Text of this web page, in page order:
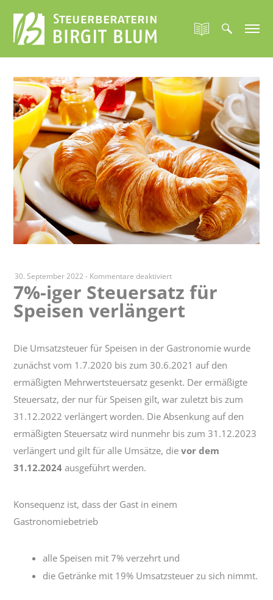
30. September 2022 - Kommentare deaktiviertfür
7%-
iger
Steuersatz
Speisen
verlängert
7%-iger Steuersatz für
Speisen verlängert
Die Umsatzsteuer für Speisen in der Gastronomie wurde
zunächst vom 1.7.2020 bis zum 30.6.2021 auf den
ermäßigten Mehrwertsteuersatz gesenkt. Der ermäßigte
Steuersatz, der nur für Speisen gilt, war zuletzt bis zum
31.12.2022 verlängert worden. Die Absenkung auf den
ermäßigten Steuersatz wird nunmehr bis zum 31.12.2023
verlängert und gilt für alle Umsätze, dievor dem
31.12.2024 ausgeführt werden.
Konsequenz ist, dass der Gast in einem
Gastronomiebetrieb
alle Speisen mit 7% verzehrt und
die Getränke mit 19% Umsatzsteuer zu sich nimmt.